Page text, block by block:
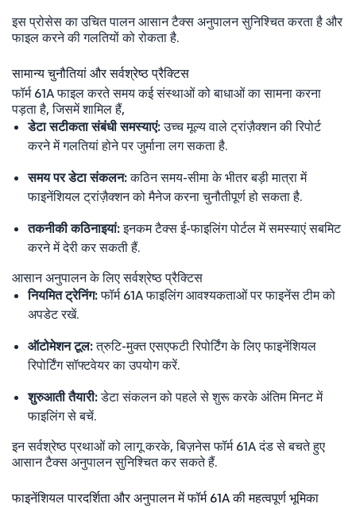
इस प्रोसेस का उचित पालन आसान टैक्स अनुपालन सुनिश्चित करता है और
फाइल करने की गलतियों को रोकता है.
सामान्य चुनौतियां और सर्वश्रेष्ठ प्रैक्टिस
फॉर्म 61A फाइल करते समय कई संस्थाओं को बाधाओं का सामना करना
पड़ता है, जिसमें शामिल हैं,
डेटा सटीकता संबंधी समस्याएं:उच्च मूल्य वाले ट्रांज़ैक्शन की रिपोर्ट
करने में गलतियां होने पर जुर्माना लग सकता है.
समय पर डेटा संकलन:कठिन समय-सीमा के भीतर बड़ी मात्रा में
फाइनेंशियल ट्रांज़ैक्शन को मैनेज करना चुनौतीपूर्ण हो सकता है.
तकनीकी कठिनाइयां:इनकम टैक्स ई-फाइलिंग पोर्टल में समस्याएं सबमिट
करने में देरी कर सकती हैं.
आसान अनुपालन के लिए सर्वश्रेष्ठ प्रैक्टिस
नियमित ट्रेनिंग:फॉर्म 61A फाइलिंग आवश्यकताओं पर फाइनेंस टीम को
अपडेट रखें.
ऑटोमेशन टूल:त्रुटि-मुक्त एसएफटी रिपोर्टिंग के लिए फाइनेंशियल
रिपोर्टिंग सॉफ्टवेयर का उपयोग करें.
शुरुआती तैयारी:डेटा संकलन को पहले से शुरू करके अंतिम मिनट में
फाइलिंग से बचें.
इन सर्वश्रेष्ठ प्रथाओं को लागू करके, बिज़नेस फॉर्म 61A दंड से बचते हुए
आसान टैक्स अनुपालन सुनिश्चित कर सकते हैं.
फाइनेंशियल पारदर्शिता और अनुपालन में फॉर्म 61A की महत्वपूर्ण भूमिका